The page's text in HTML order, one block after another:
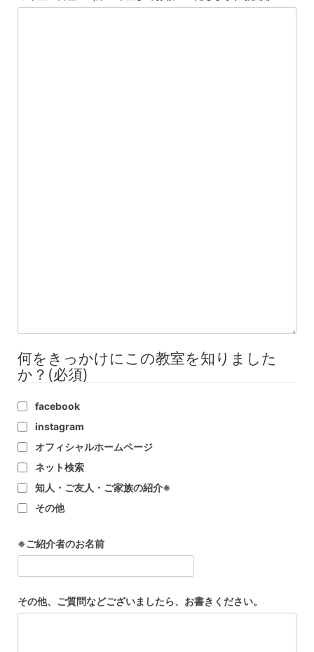
何をきっかけにこの教室を知りました
か？ (必須)
facebook
instagram
オフィシャルホームページ
ネット検索
知人・ご友人・ご家族の紹介※
その他
※ご紹介者のお名前
その他、ご質問などございましたら、お書きください。